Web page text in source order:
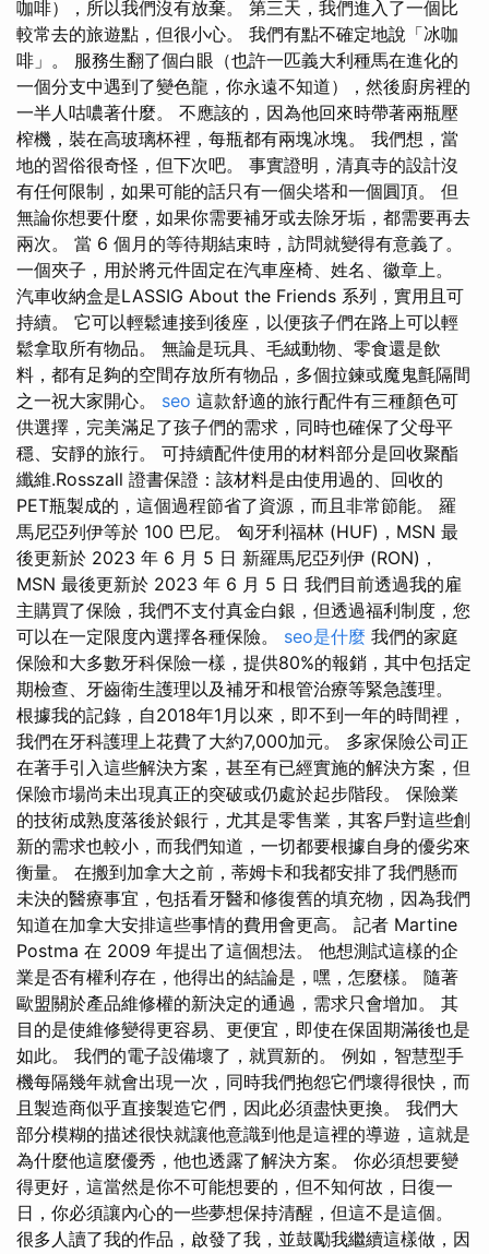
咖啡），所以我們沒有放棄。 第三天，我們進入了一個比
較常去的旅遊點，但很小心。 我們有點不確定地說「冰咖
啡」。 服務生翻了個白眼（也許一匹義大利種馬在進化的
一個分支中遇到了變色龍，你永遠不知道），然後廚房裡的
一半人咕噥著什麼。 不應該的，因為他回來時帶著兩瓶壓
榨機，裝在高玻璃杯裡，每瓶都有兩塊冰塊。 我們想，當
地的習俗很奇怪，但下次吧。 事實證明，清真寺的設計沒
有任何限制，如果可能的話只有一個尖塔和一個圓頂。 但
無論你想要什麼，如果你需要補牙或去除牙垢，都需要再去
兩次。 當 6 個月的等待期結束時，訪問就變得有意義了。
一個夾子，用於將元件固定在汽車座椅、姓名、徽章上。
汽車收納盒是LASSIG About the Friends 系列，實用且可
持續。 它可以輕鬆連接到後座，以便孩子們在路上可以輕
鬆拿取所有物品。 無論是玩具、毛絨動物、零食還是飲
料，都有足夠的空間存放所有物品，多個拉鍊或魔鬼氈隔間
之一祝大家開心。 seo 這款舒適的旅行配件有三種顏色可
供選擇，完美滿足了孩子們的需求，同時也確保了父母平
穩、安靜的旅行。 可持續配件使用的材料部分是回收聚酯
纖維.Rosszall 證書保證：該材料是由使用過的、回收的
PET瓶製成的，這個過程節省了資源，而且非常節能。 羅
馬尼亞列伊等於 100 巴尼。 匈牙利福林 (HUF)，MSN 最
後更新於 2023 年 6 月 5 日 新羅馬尼亞列伊 (RON)，
MSN 最後更新於 2023 年 6 月 5 日 我們目前透過我的雇
主購買了保險，我們不支付真金白銀，但透過福利制度，您
可以在一定限度內選擇各種保險。 seo是什麼 我們的家庭
保險和大多數牙科保險一樣，提供80%的報銷，其中包括定
期檢查、牙齒衛生護理以及補牙和根管治療等緊急護理。
根據我的記錄，自2018年1月以來，即不到一年的時間裡，
我們在牙科護理上花費了大約7,000加元。 多家保險公司正
在著手引入這些解決方案，甚至有已經實施的解決方案，但
保險市場尚未出現真正的突破或仍處於起步階段。 保險業
的技術成熟度落後於銀行，尤其是零售業，其客戶對這些創
新的需求也較小，而我們知道，一切都要根據自身的優劣來
衡量。 在搬到加拿大之前，蒂姆卡和我都安排了我們懸而
未決的醫療事宜，包括看牙醫和修復舊的填充物，因為我們
知道在加拿大安排這些事情的費用會更高。 記者 Martine
Postma 在 2009 年提出了這個想法。 他想測試這樣的企
業是否有權利存在，他得出的結論是，嘿，怎麼樣。 隨著
歐盟關於產品維修權的新決定的通過，需求只會增加。 其
目的是使維修變得更容易、更便宜，即使在保固期滿後也是
如此。 我們的電子設備壞了，就買新的。 例如，智慧型手
機每隔幾年就會出現一次，同時我們抱怨它們壞得很快，而
且製造商似乎直接製造它們，因此必須盡快更換。 我們大
部分模糊的描述很快就讓他意識到他是這裡的導遊，這就是
為什麼他這麼優秀，他也透露了解決方案。 你必須想要變
得更好，這當然是你不可能想要的，但不知何故，日復一
日，你必須讓內心的一些夢想保持清醒，但這不是這個。
很多人讀了我的作品，啟發了我，並鼓勵我繼續這樣做，因